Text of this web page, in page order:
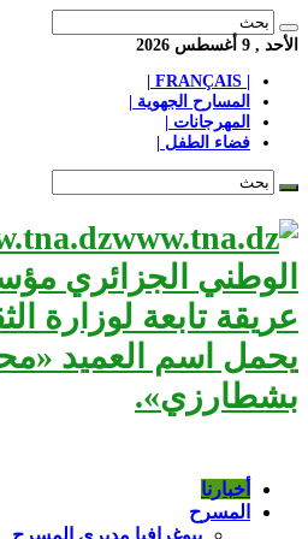
الأحد , 9 أغسطس 2026
المسارح الجهوية |
المهرجانات |
فضاء الطفل |
الوطني الجزائري
عريقة تابعة لوزارة
يحمل اسم العميد
بشطارزي».
أخبارنا
المسرح
بيوغرافيا مديري المسرح